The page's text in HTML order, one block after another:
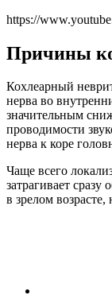
https://
Причины
Кохлеарный
нерва во
значительным
проводимости
нерва к коре
Чаще всего
затрагивает
в зрелом